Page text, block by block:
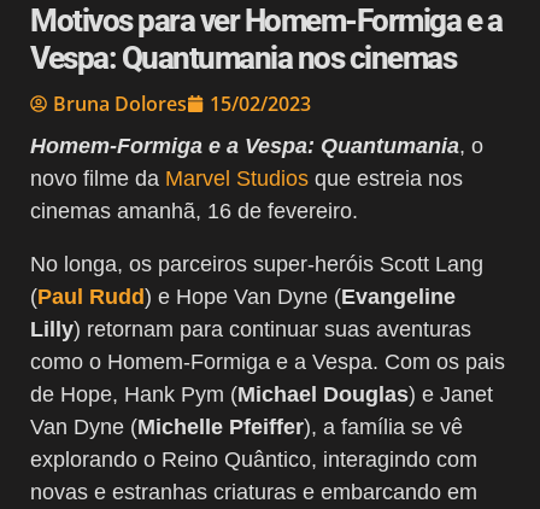
Motivos para ver Homem-Formiga e a
Vespa: Quantumania nos cinemas
Bruna Dolores 15/02/2023
Homem-Formiga e a Vespa: Quantumania, o
novo filme da Marvel Studios que estreia nos
cinemas amanhã, 16 de fevereiro.
No longa, os parceiros super-heróis Scott Lang
(Paul Rudd) e Hope Van Dyne (Evangeline
Lilly) retornam para continuar suas aventuras
como o Homem-Formiga e a Vespa. Com os pais
de Hope, Hank Pym (Michael Douglas) e Janet
Van Dyne (Michelle Pfeiffer), a família se vê
explorando o Reino Quântico, interagindo com
novas e estranhas criaturas e embarcando em